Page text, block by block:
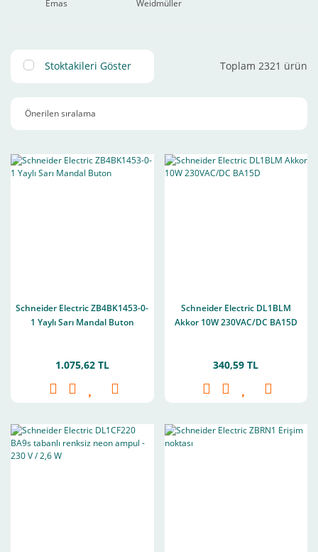
Emas Weidmüller
Stoktakileri Göster Toplam 2321 ürün
Schneider Electric ZB4BK1453-0-
1 Yaylı Sarı Mandal Buton
1.075,62 TL
Schneider Electric DL1BLM
Akkor 10W 230VAC/DC BA15D
340,59 TL